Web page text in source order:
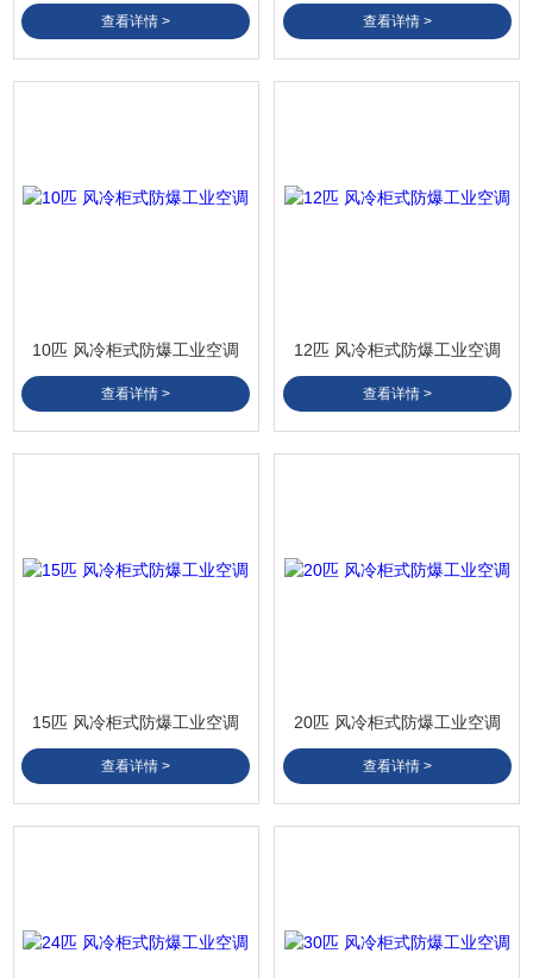
查看详情 > 查看详情 >
10匹 风冷柜式防爆工业空调
查看详情 >
12匹 风冷柜式防爆工业空调
查看详情 >
15匹 风冷柜式防爆工业空调
查看详情 >
20匹 风冷柜式防爆工业空调
查看详情 >